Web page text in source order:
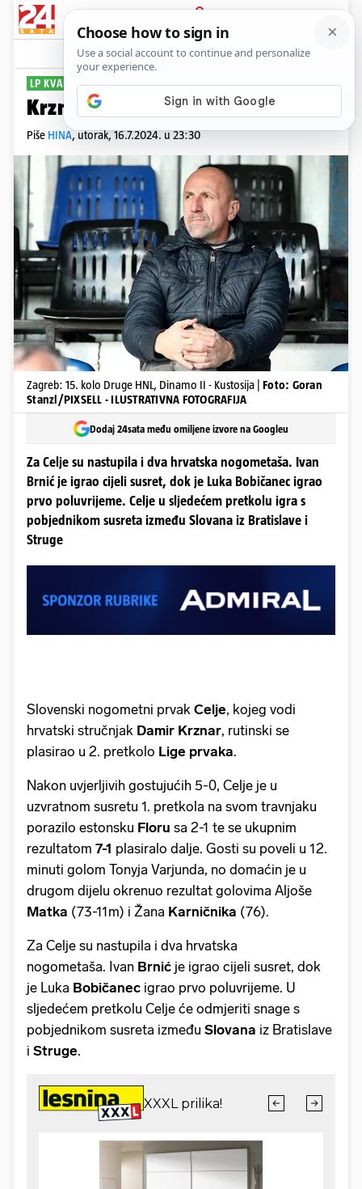
PRIJAVA
Sport Komentari
LP KVALIFIKACIJE
Krznarovo Celje rutinski prošlo
Piše HINA,utorak, 16.7.2024. u 23:30
Zagreb: 15. kolo Druge HNL, Dinamo II - Kustosija | Foto: Goran
Stanzl/PIXSELL - ILUSTRATIVNA FOTOGRAFIJA
Dodaj 24sata među omiljene izvore na Googleu
Za Celje su nastupila i dva hrvatska nogometaša. Ivan
Brnić je igrao cijeli susret, dok je Luka Bobičanec igrao
prvo poluvrijeme. Celje u sljedećem pretkolu igra s
pobjednikom susreta između Slovana iz Bratislave i
Struge
Slovenski nogometni prvak Celje, kojeg vodi
hrvatski stručnjak Damir Krznar, rutinski se
plasirao u 2. pretkolo Lige prvaka.
Nakon uvjerljivih gostujućih 5-0, Celje je u
uzvratnom susretu 1. pretkola na svom travnjaku
porazilo estonsku Floru sa 2-1 te se ukupnim
rezultatom 7-1 plasiralo dalje. Gosti su poveli u 12.
minuti golom Tonyja Varjunda, no domaćin je u
drugom dijelu okrenuo rezultat golovima Aljoše
Matka (73-11m) i Žana Karničnika (76).
Za Celje su nastupila i dva hrvatska
nogometaša. Ivan Brnić je igrao cijeli susret, dok
je Luka Bobičanec igrao prvo poluvrijeme. U
sljedećem pretkolu Celje će odmjeriti snage s
pobjednikom susreta između Slovana iz Bratislave
i Struge.